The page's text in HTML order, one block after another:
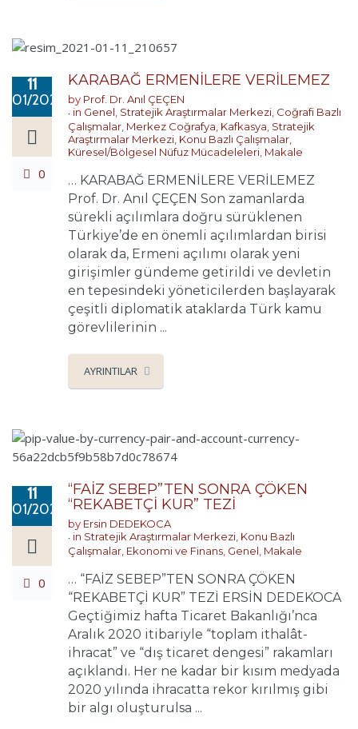
11
01/2021
0
KARABAĞ ERMENİLERE VERİLEMEZ
by Prof. Dr. Anıl ÇEÇEN
in Genel, Stratejik Araştırmalar Merkezi, Coğrafi Bazlı
Çalışmalar, Merkez Coğrafya, Kafkasya, Stratejik
Araştırmalar Merkezi, Konu Bazlı Çalışmalar,
Küresel/Bölgesel Nüfuz Mücadeleleri, Makale
… KARABAĞ ERMENİLERE VERİLEMEZ
Prof. Dr. Anıl ÇEÇEN Son zamanlarda
sürekli açılımlara doğru sürüklenen
Türkiye’de en önemli açılımlardan birisi
olarak da, Ermeni açılımı olarak yeni
girişimler gündeme getirildi ve devletin
en tepesindeki yöneticilerden başlayarak
çeşitli diplomatik ataklarda Türk kamu
görevlilerinin ...
AYRINTILAR
11
01/2021
0
“FAİZ SEBEP”TEN SONRA ÇÖKEN
“REKABETÇİ KUR” TEZİ
by Ersin DEDEKOCA
in Stratejik Araştırmalar Merkezi, Konu Bazlı
Çalışmalar, Ekonomi ve Finans, Genel, Makale
… “FAİZ SEBEP”TEN SONRA ÇÖKEN
“REKABETÇİ KUR” TEZİ ERSİN DEDEKOCA
Geçtiğimiz hafta Ticaret Bakanlığı’nca
Aralık 2020 itibariyle “toplam ithalât-
ihracat” ve “dış ticaret dengesi” rakamları
açıklandı. Her ne kadar bir kısım medyada
2020 yılında ihracatta rekor kırılmış gibi
bir algı oluşturulsa ...